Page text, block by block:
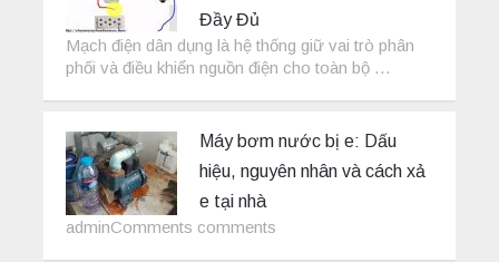
Đầy Đủ
Mạch điện dân dụng là hệ thống giữ vai trò phân
phối và điều khiển nguồn điện cho toàn bộ …
Máy bơm nước bị e: Dấu
hiệu, nguyên nhân và cách xả
e tại nhà
adminComments comments